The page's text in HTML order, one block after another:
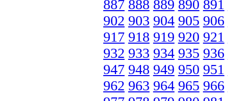
887 888 889 890 891
902 903 904 905 906
917 918 919 920 921
932 933 934 935 936
947 948 949 950 951
962 963 964 965 966